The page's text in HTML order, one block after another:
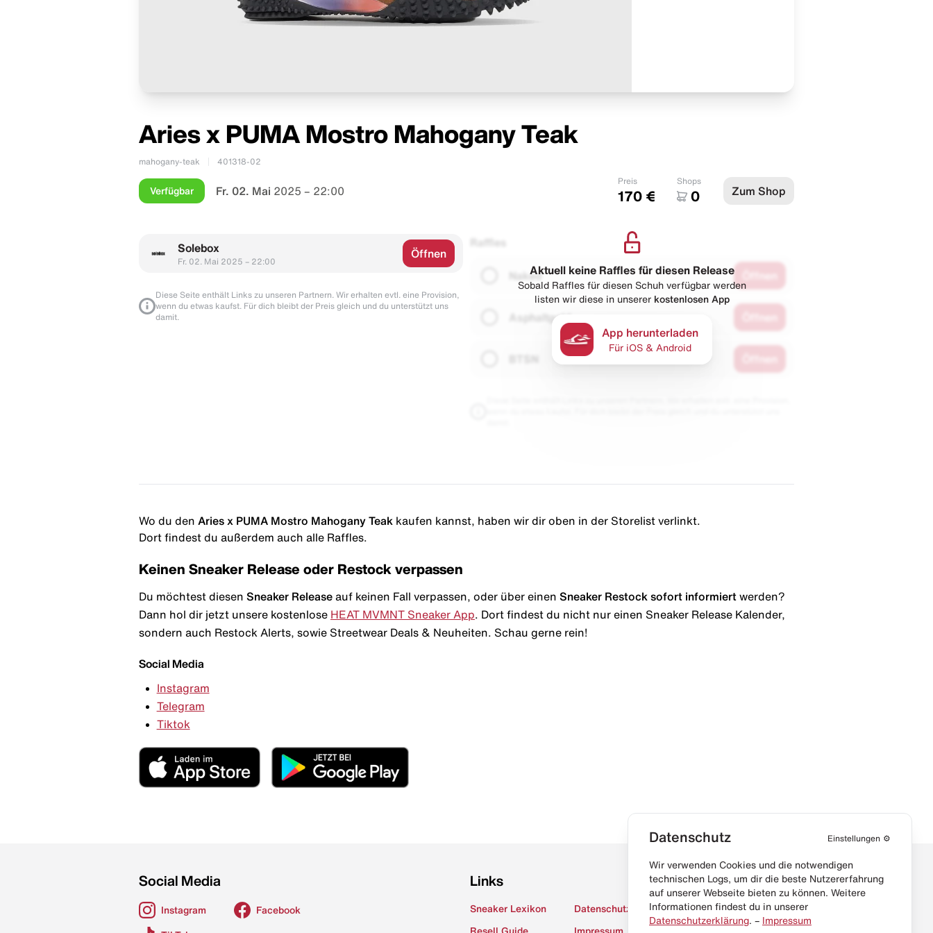
Aries x PUMA Mostro Mahogany Teak
mahogany-teak 401318-02
Verfügbar Fr. 02. Mai 2025 – 22:00
Preis
170 €
Shops
0 Zum Shop
Solebox
Fr. 02. Mai 2025 – 22:00
Öffnen
Diese Seite enthält Links zu unseren Partnern. Wir erhalten evtl. eine Provision,
wenn du etwas kaufst. Für dich bleibt der Preis gleich und du unterstützt uns
damit.
Raffles
Naked
Asphaltgold
Aktuell keine Raffles für diesen Release
Sobald Raffles für diesen Schuh verfügbar werden
listen wir diese in unserer kostenlosen App
App herunterladen
Für iOS & Android
Wo du den Aries x PUMA Mostro Mahogany Teak kaufen kannst, haben wir dir oben in der Storelist verlinkt.
Dort findest du außerdem auch alle Raffles.
Keinen Sneaker Release oder Restock verpassen
Du möchtest diesen Sneaker Release auf keinen Fall verpassen, oder über einen Sneaker Restock sofort informiert werden?
Dann hol dir jetzt unsere kostenlose HEAT MVMNT Sneaker App . Dort findest du nicht nur einen Sneaker Release Kalender,
sondern auch Restock Alerts, sowie Streetwear Deals & Neuheiten. Schau gerne rein!
Social Media
Instagram
Telegram
Tiktok
Social Media
Instagram Facebook
Links
Sneaker Lexikon
Resell Guide
Datenschutz
Impressum
Datenschutz Einstellungen ⚙️
Wir verwenden Cookies und die notwendigen
technischen Logs, um dir die beste Nutzererfahrung
auf unserer Webseite bieten zu können. Weitere
Informationen findest du in unserer
Datenschutzerklärung. – Impressum